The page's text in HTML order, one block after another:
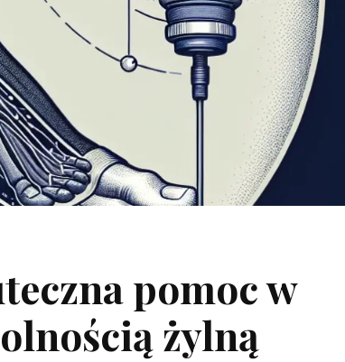
pomoc w
żylną